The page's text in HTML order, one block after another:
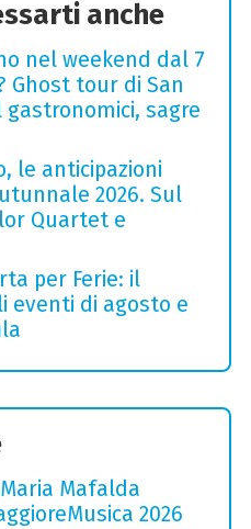
anche
nel weekend dal 7
Ghost tour di San
sagre
le anticipazioni
2026. Sul
Quartet e
per Ferie: il
eventi di agosto e
Mafalda
2026